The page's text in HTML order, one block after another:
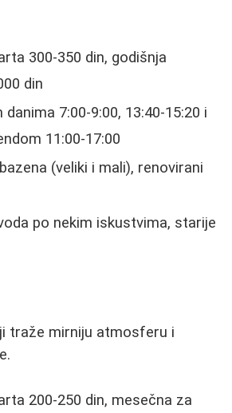
300-350 din, godišnja
din
danima 7:00-9:00, 13:40-15:20 i
11:00-17:00
(veliki i mali), renovirani
po nekim iskustvima, starije
traže mirniju atmosferu i
200-250 din, mesečna za